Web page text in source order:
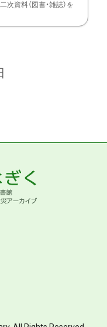
次資料（図書・雑誌）を